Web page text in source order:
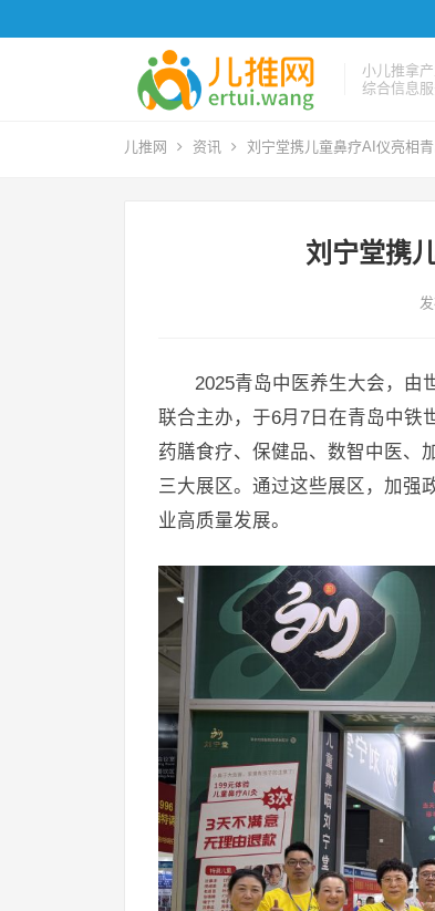
小儿推拿
综合信息
儿推网 资讯 刘宁堂携儿童鼻疗AI仪亮相
刘宁堂携
2025青岛中医养生大会，由
联合主办，于6月7日在青岛中铁
药膳食疗、保健品、数智中医、
三大展区。通过这些展区，加强
业高质量发展。